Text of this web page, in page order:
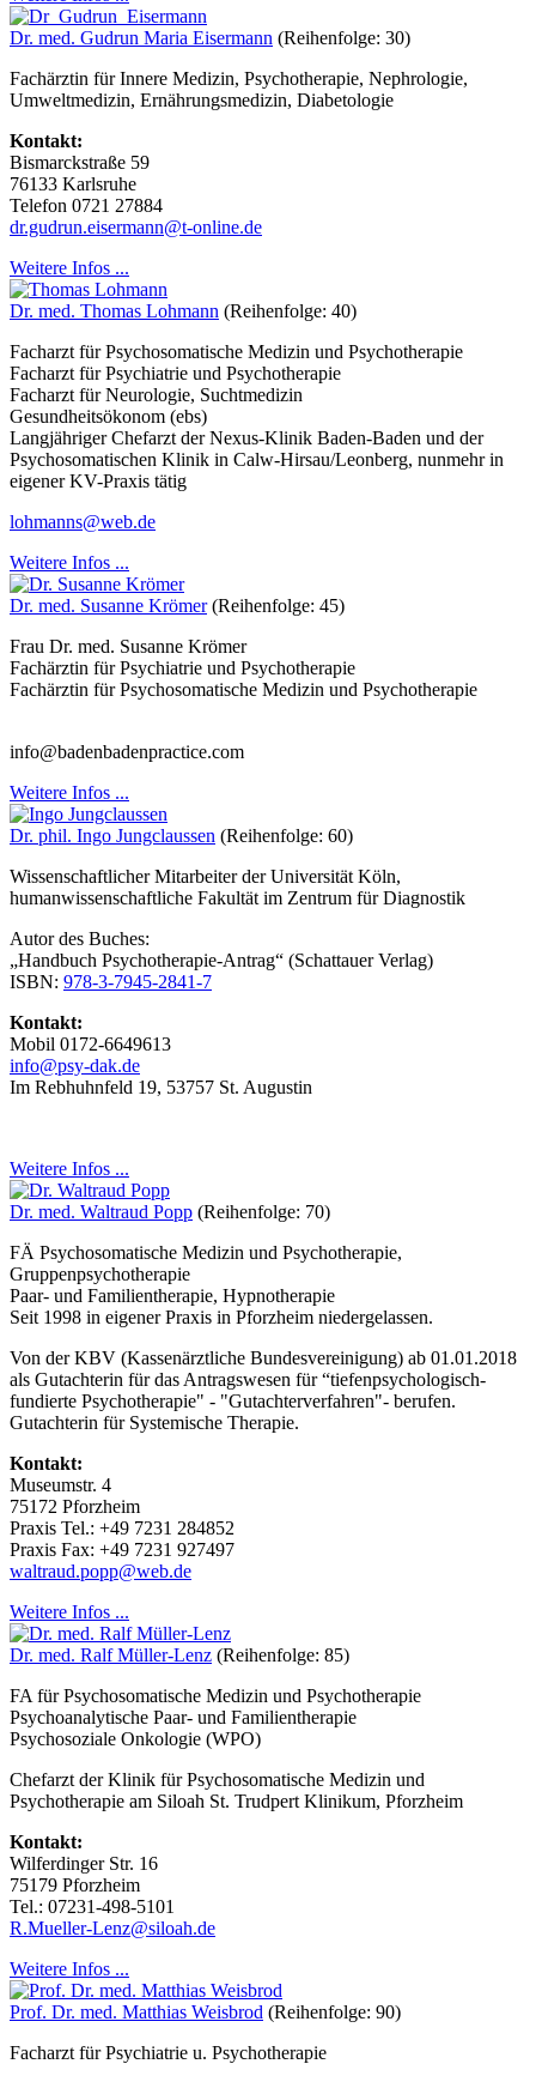
Dr. med. Gudrun Maria Eisermann (Reihenfolge: 30)
Fachärztin für Innere Medizin, Psychotherapie, Nephrologie,
Umweltmedizin, Ernährungsmedizin, Diabetologie
Kontakt:
Bismarckstraße 59
76133 Karlsruhe
Telefon 0721 27884
dr.gudrun.eisermann@t-online.de
Weitere Infos ...
Dr. med. Thomas Lohmann (Reihenfolge: 40)
Facharzt für Psychosomatische Medizin und Psychotherapie
Facharzt für Psychiatrie und Psychotherapie
Facharzt für Neurologie, Suchtmedizin
Gesundheitsökonom (ebs)
Langjähriger Chefarzt der Nexus-Klinik Baden-Baden und der
Psychosomatischen Klinik in Calw-Hirsau/Leonberg, nunmehr in
eigener KV-Praxis tätig
lohmanns@web.de
Weitere Infos ...
Dr. med. Susanne Krömer (Reihenfolge: 45)
Frau Dr. med. Susanne Krömer
Fachärztin für Psychiatrie und Psychotherapie
Fachärztin für Psychosomatische Medizin und Psychotherapie
info@badenbadenpractice.com
Weitere Infos ...
Dr. phil. Ingo Jungclaussen (Reihenfolge: 60)
Wissenschaftlicher Mitarbeiter der Universität Köln,
humanwissenschaftliche Fakultät im Zentrum für Diagnostik
Autor des Buches:
„Handbuch Psychotherapie-Antrag“ (Schattauer Verlag)
ISBN: 978-3-7945-2841-7
Kontakt:
Mobil 0172-6649613
info@psy-dak.de
Im Rebhuhnfeld 19, 53757 St. Augustin
Weitere Infos ...
Dr. med. Waltraud Popp (Reihenfolge: 70)
FÄ Psychosomatische Medizin und Psychotherapie,
Gruppenpsychotherapie
Paar- und Familientherapie, Hypnotherapie
Seit 1998 in eigener Praxis in Pforzheim niedergelassen.
Von der KBV (Kassenärztliche Bundesvereinigung) ab 01.01.2018
als Gutachterin für das Antragswesen für “tiefenpsychologisch-
fundierte Psychotherapie" - "Gutachterverfahren"- berufen.
Gutachterin für Systemische Therapie.
Kontakt:
Museumstr. 4
75172 Pforzheim
Praxis Tel.: +49 7231 284852
Praxis Fax: +49 7231 927497
waltraud.popp@web.de
Weitere Infos ...
Dr. med. Ralf Müller-Lenz (Reihenfolge: 85)
FA für Psychosomatische Medizin und Psychotherapie
Psychoanalytische Paar- und Familientherapie
Psychosoziale Onkologie (WPO)
Chefarzt der Klinik für Psychosomatische Medizin und
Psychotherapie am Siloah St. Trudpert Klinikum, Pforzheim
Kontakt:
Wilferdinger Str. 16
75179 Pforzheim
Tel.: 07231-498-5101
R.Mueller-Lenz@siloah.de
Weitere Infos ...
Prof. Dr. med. Matthias Weisbrod (Reihenfolge: 90)
Facharzt für Psychiatrie u. Psychotherapie